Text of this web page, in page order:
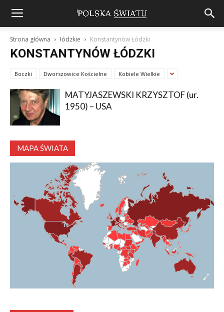
Strona główna łódzkie Konstantynów Łódzki
KONSTANTYNÓW ŁÓDZKI
Boczki Dworszowice Kościelne Kobiele Wielkie
MATYJASZEWSKI KRZYSZTOF (ur.
1950) – USA
MAPA ŚWIATA